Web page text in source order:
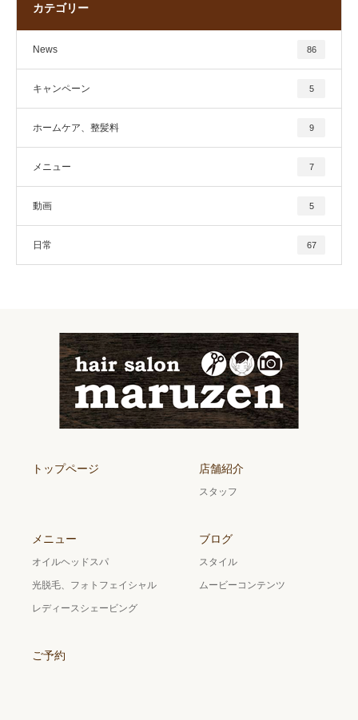
カテゴリー
News 86
キャンペーン 5
ホームケア、整髪料 9
メニュー 7
動画 5
日常 67
トップページ 店舗紹介
スタッフ
メニュー
オイルヘッドスパ
光脱毛、フォトフェイシャル
レディースシェービング
ブログ
スタイル
ムービーコンテンツ
ご予約